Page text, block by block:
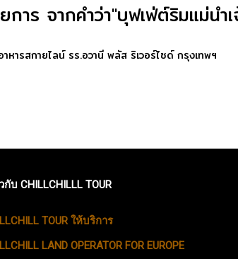
าร จากคำว่า"บุฟเฟ่ต์ริมแม่นำเ
ารสกายไลน์ รร.อวานี พลัส ริเวอร์ไซด์ กรุงเทพฯ
กับ CHILLCHILLL TOUR
TOUR ให้บริการ
LAND OPERATOR FOR EUROPE